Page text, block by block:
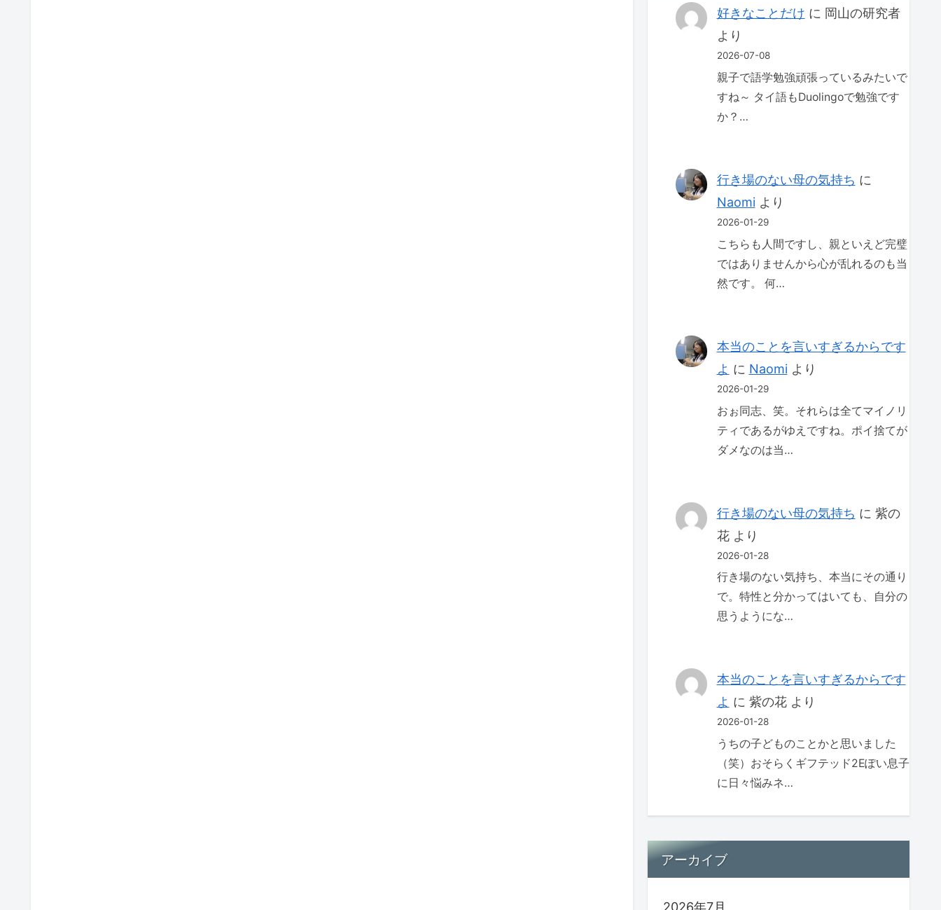
好きなことだけ に 岡山の研究者
より
2026-07-08
親子で語学勉強頑張っているみたいで
すね～ タイ語もDuolingoで勉強です
か？…
行き場のない母の気持ち に
Naomiより
2026-01-29
こちらも人間ですし、親といえど完璧
ではありませんから心が乱れるのも当
然です。 何…
本当のことを言いすぎるからです
よ に Naomiより
2026-01-29
おぉ同志、笑。それらは全てマイノリ
ティであるがゆえですね。ポイ捨てが
ダメなのは当…
行き場のない母の気持ち に 紫の
花より
2026-01-28
行き場のない気持ち、本当にその通り
で。特性と分かってはいても、自分の
思うようにな…
本当のことを言いすぎるからです
よ に 紫の花より
2026-01-28
うちの子どものことかと思いました
（笑）おそらくギフテッド2Eぽい息子
に日々悩みネ…
アーカイブ
2026年7月